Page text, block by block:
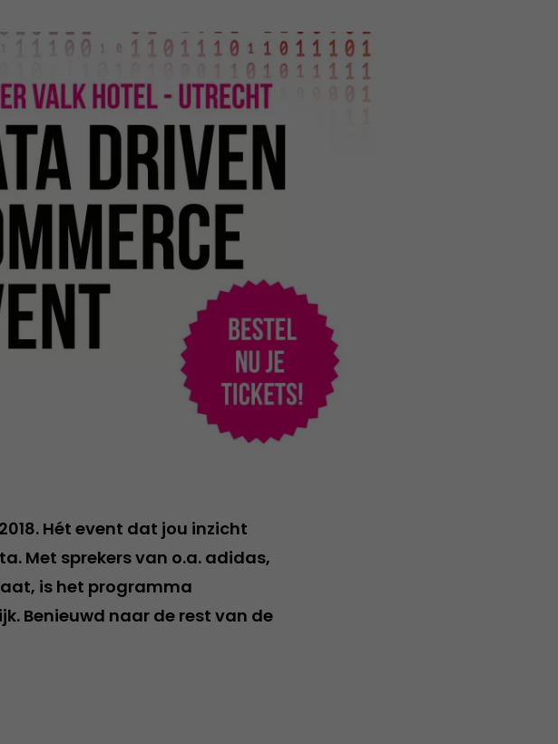
Hét event dat jou inzicht
Met sprekers van o.a. adidas,
is het programma
Benieuwd naar de rest van de